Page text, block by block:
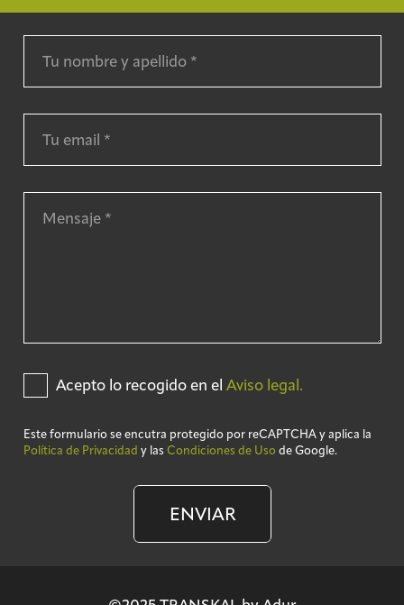
Acepto lo recogido en el Aviso legal.
Este formulario se encutra protegido por reCAPTCHA y aplica la
Política de Privacidad y las Condiciones de Uso de Google.
ENVIAR